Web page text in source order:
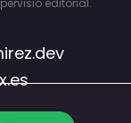
editorial.